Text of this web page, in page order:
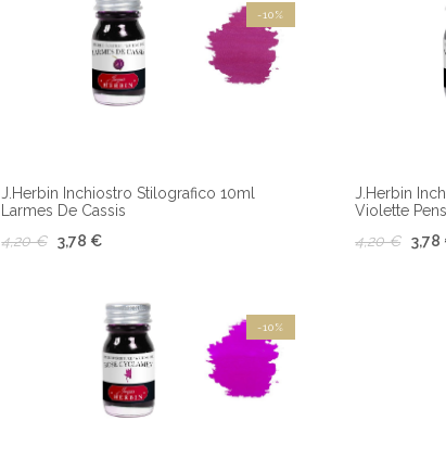
J.Herbin Inchiostro Stilografico 10ml
Larmes De Cassis
4,20 €
3,78 €
-10%
J.Herbin
Violette
4,20 €
3,78
-10%